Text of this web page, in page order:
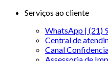
Serviços ao cliente
WhatsApp | (21)
Central de
Canal